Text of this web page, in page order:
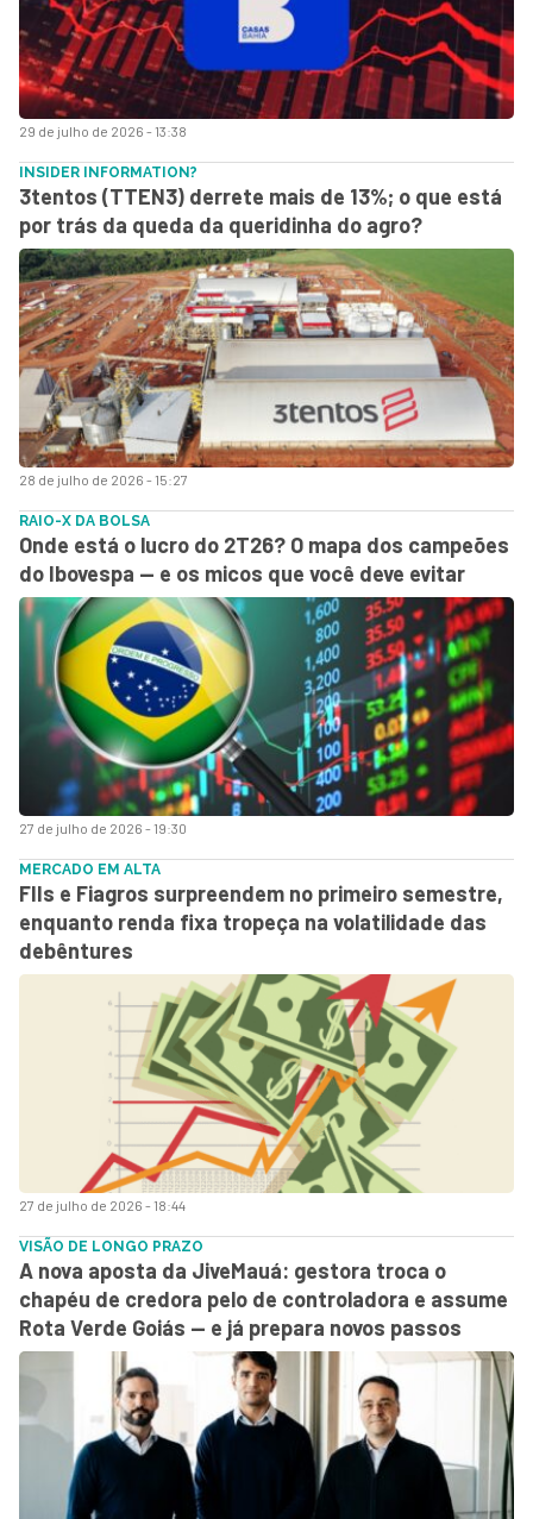
29 de julho de 2026 - 13:38
28 de julho de 2026 - 15:27
INSIDER INFORMATION?
3tentos (TTEN3) derrete mais de 13%; o que está
por trás da queda da queridinha do agro?
27 de julho de 2026 - 19:30
RAIO-X DA BOLSA
Onde está o lucro do 2T26? O mapa dos campeões
do Ibovespa — e os micos que você deve evitar
27 de julho de 2026 - 18:44
MERCADO EM ALTA
FIIs e Fiagros surpreendem no primeiro semestre,
enquanto renda fixa tropeça na volatilidade das
debêntures
VISÃO DE LONGO PRAZO
A nova aposta da JiveMauá: gestora troca o
chapéu de credora pelo de controladora e assume
Rota Verde Goiás — e já prepara novos passos